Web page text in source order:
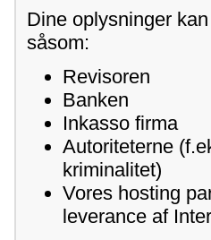
Dine oplysninger
såsom:
Revisoren
Banken
Inkasso firma
Autoriteterne
kriminalitet)
Vores hosting
leverance af